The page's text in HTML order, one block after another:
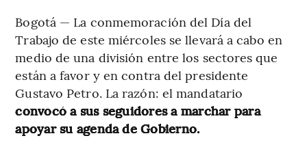
Bogotá — La conmemoración del Día del
Trabajo de este miércoles se llevará a cabo en
medio de una división entre los sectores que
están a favor y en contra del presidente
Gustavo Petro. La razón: el mandatario
convocó a sus seguidores a marchar para
apoyar su agenda de Gobierno.